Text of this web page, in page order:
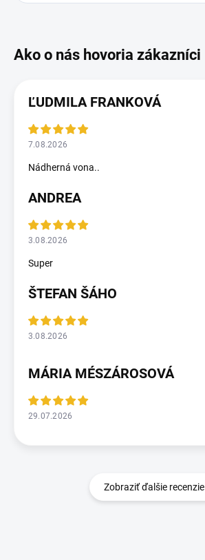
ĽUDMILA FRANKOVÁ
7.08.2026
Nádherná vona..
ANDREA
3.08.2026
Super
ŠTEFAN ŠÁHO
3.08.2026
MÁRIA MÉSZÁROSOVÁ
29.07.2026
Zobraziť ďalšie recenzie